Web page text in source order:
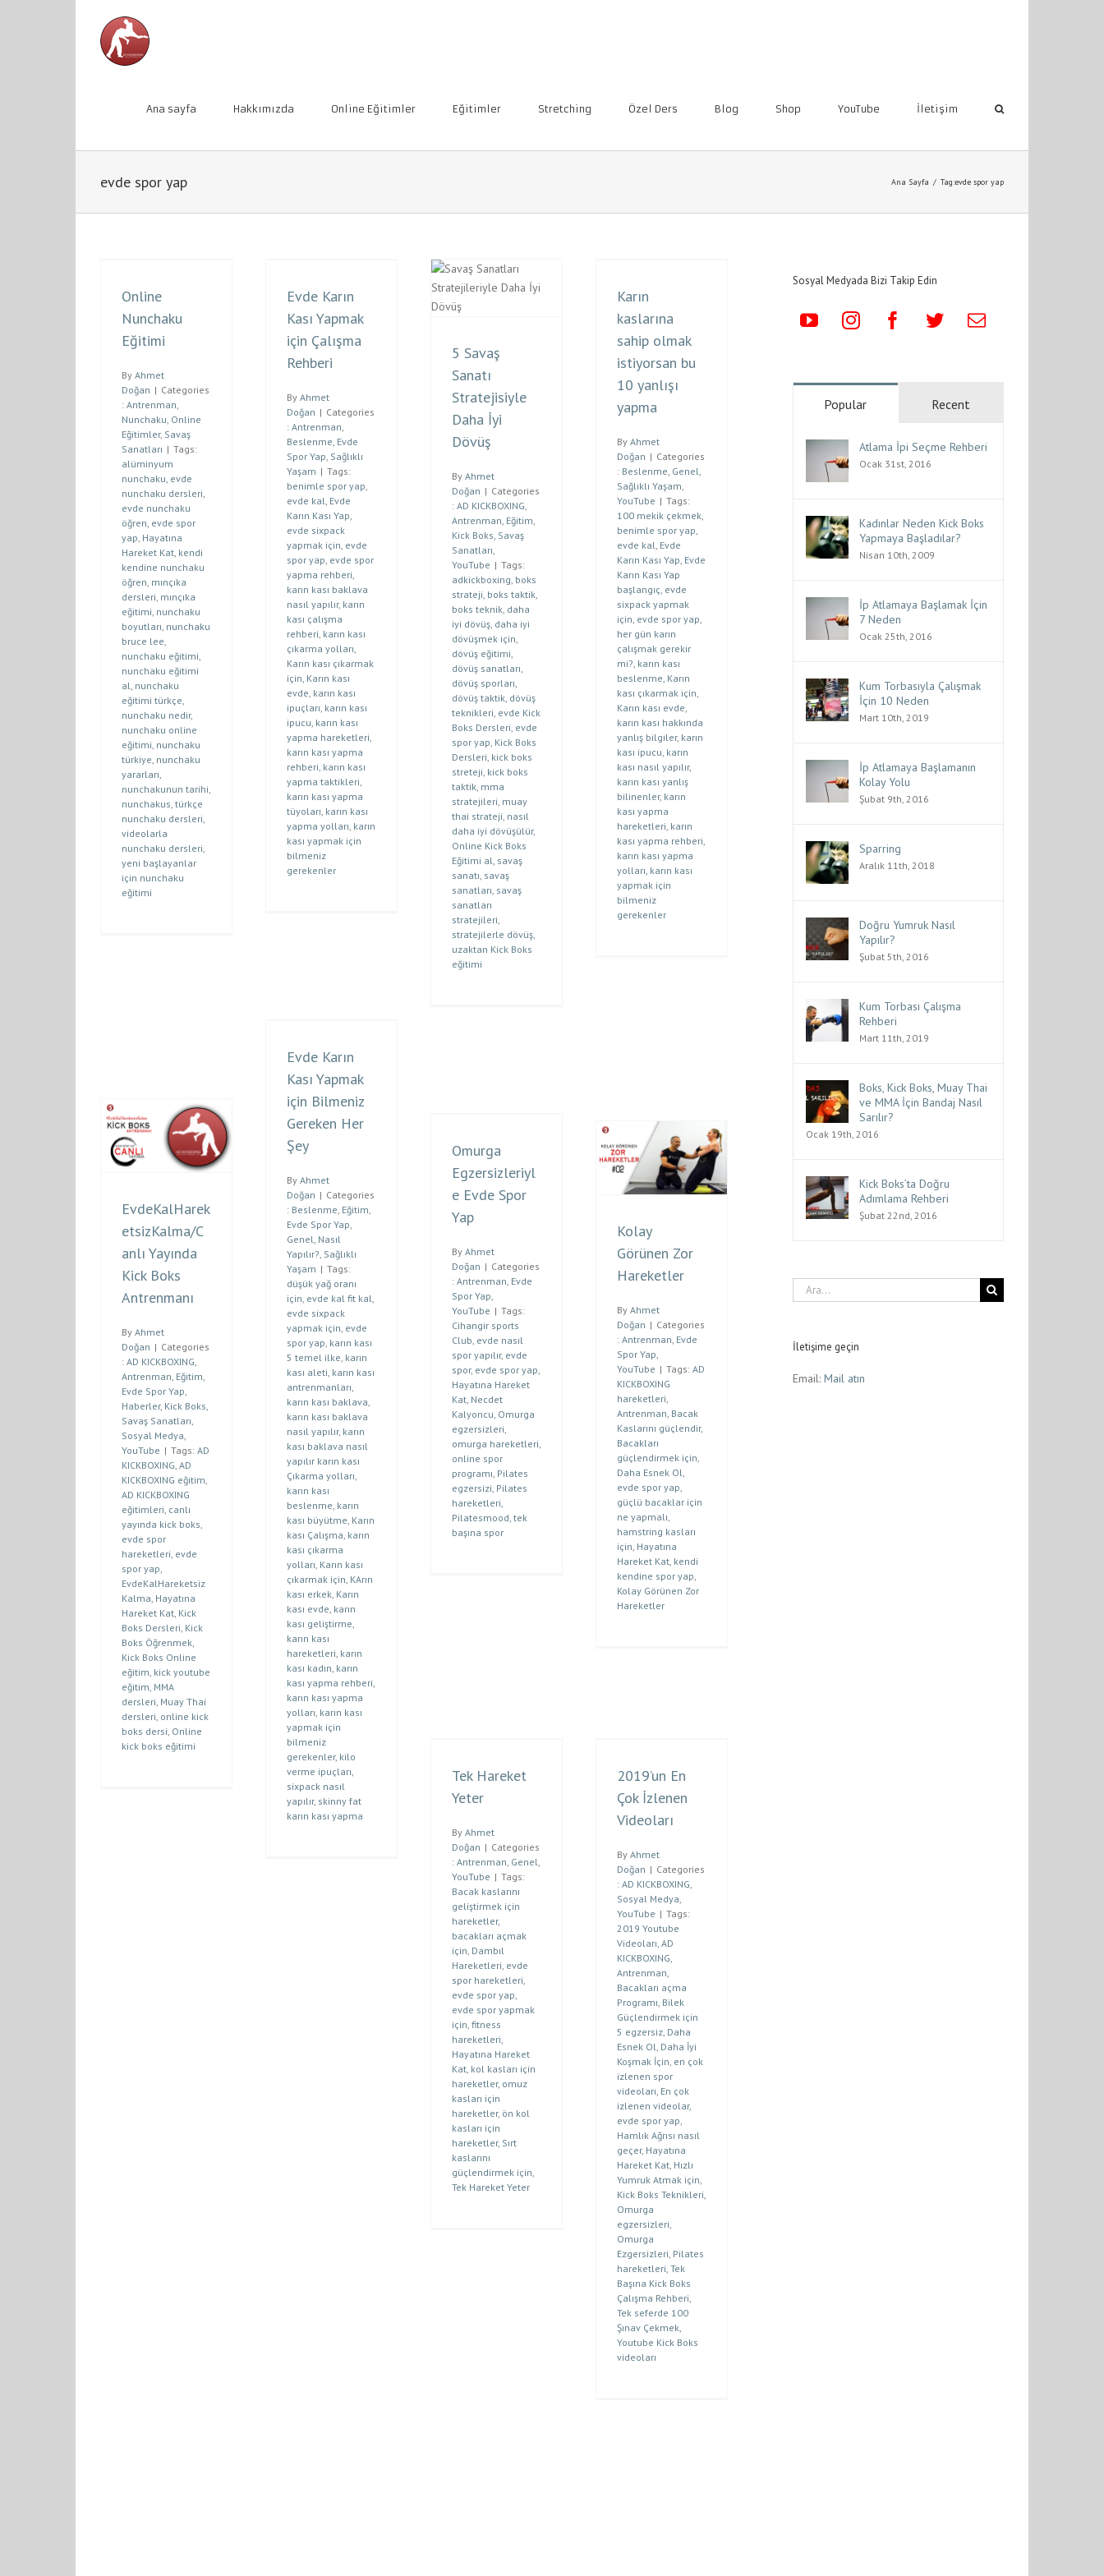
Ana sayfa Hakkımızda Online Eğitimler Eğitimler Stretching Özel Ders Blog Shop YouTube İletişim
evde spor yap Ana Sayfa / Tag:evde spor yap
Online
Nunchaku
Eğitimi
By Ahmet
Doğan | Categories
: Antrenman
Nunchaku Online
Eğitimler, Savaş
Sanatları | Tags:
alüminyum
nunchaku evde
nunchaku dersleri
evde nunchaku
öğren evde spor
yap Hayatına
Hareket Kat kendi
kendine nunchaku
öğren mınçıka
dersleri mınçıka
eğitimi nunchaku
boyutları nunchaku
bruce lee
nunchaku eğitimi
nunchaku eğitimi
al nunchaku
eğitimi türkçe
nunchaku nedir,
nunchaku online
eğitimi nunchaku
türkiye nunchaku
yararları
nunchakunun tarihi
nunchakus türkçe
nunchaku dersleri
videolarla
nunchaku dersleri
yeni başlayanlar
için nunchaku
eğitimi
Evde Karın
Kası Yapmak
için Çalışma
Rehberi
By Ahmet
Doğan | Categories
: Antrenman
Beslenme Evde
Spor Yap Sağlıklı
Yaşam | Tags:
benimle spor yap
evde kal Evde
Karın Kası Yap
evde sixpack
yapmak için evde
spor yap evde spor
yapma rehberi
karın kası baklava
nasıl yapılır, karın
kası çalışma
rehberi karın kası
çıkarma yolları
Karın kası çıkarmak
için Karın kası
evde karın kası
ipuçları karın kası
ipucu karın kası
yapma hareketleri
karın kası yapma
rehberi karın kası
yapma taktikleri
karın kası yapma
tüyoları karın kası
yapma yolları karın
kası yapmak için
bilmeniz
gerekenler
5 Savaş
Sanatı
Stratejisiyle
Daha İyi
Dövüş
By Ahmet
Doğan | Categories
: AD KICKBOXING
Antrenman Eğitim
Kick Boks Savaş
Sanatları
YouTube | Tags:
adkickboxing boks
strateji boks taktik
boks teknik daha
iyi dövüş daha iyi
dövüşmek için
dövüş eğitimi
dövüş sanatları
dövüş sporları
dövüş taktik dövüş
teknikleri evde Kick
Boks Dersleri evde
spor yap Kick Boks
Dersleri kick boks
streteji kick boks
taktik mma
stratejileri muay
thai strateji nasıl
daha iyi dövüşülür,
Online Kick Boks
Eğitimi al savaş
sanatı savaş
sanatları savaş
sanatları
stratejileri
stratejilerle dövüş
uzaktan Kick Boks
eğitimi
Karın
kaslarına
sahip olmak
istiyorsan bu
10 yanlışı
yapma
By Ahmet
Doğan | Categories
: Beslenme Genel
Sağlıklı Yaşam
YouTube | Tags:
100 mekik çekmek
benimle spor yap
evde kal Evde
Karın Kası Yap Evde
Karın Kası Yap
başlangıç evde
sixpack yapmak
için evde spor yap
her gün karın
çalışmak gerekir
mi? karın kası
beslenme Karın
kası çıkarmak için
Karın kası evde
karın kası hakkında
yanlış bilgiler, karın
kası ipucu karın
kası nasıl yapılır,
karın kası yanlış
bilinenler, karın
kası yapma
hareketleri karın
kası yapma rehberi
karın kası yapma
yolları karın kası
yapmak için
bilmeniz
gerekenler
Evde Karın
Kası Yapmak
için Bilmeniz
Gereken Her
Şey
By Ahmet
Doğan | Categories
: Beslenme Eğitim
Evde Spor Yap
Genel Nasıl
Yapılır? Sağlıklı
Yaşam | Tags:
düşük yağ oranı
için evde kal fit kal
evde sixpack
yapmak için evde
spor yap karın kası
5 temel ilke karın
kası aleti karın kası
antrenmanları
karın kası baklava
karın kası baklava
nasıl yapılır, karın
kası baklava nasıl
yapılır karın kası
Çıkarma yolları
karın kası
beslenme karın
kası büyütme Karın
kası Çalışma karın
kası çıkarma
yolları Karın kası
çıkarmak için KArın
kası erkek Karın
kası evde karın
kası geliştirme
karın kası
hareketleri karın
kası kadın karın
kası yapma rehberi
karın kası yapma
yolları karın kası
yapmak için
bilmeniz
gerekenler, kilo
verme ipuçları
sixpack nasıl
yapılır, skinny fat
karın kası yapma
EvdeKalHarek
etsizKalma/C
anlı Yayında
Kick Boks
Antrenmanı
By Ahmet
Doğan | Categories
: AD KICKBOXING,
Antrenman, Eğitim,
Evde Spor Yap,
Haberler, Kick Boks,
Savaş Sanatları,
Sosyal Medya,
YouTube | Tags: AD
KICKBOXING, AD
KICKBOXING eğitim,
AD KICKBOXING
eğitimleri, canlı
yayında kick boks,
evde spor
hareketleri, evde
spor yap,
EvdeKalHareketsiz
Kalma, Hayatına
Hareket Kat, Kick
Boks Dersleri, Kick
Boks Öğrenmek,
Kick Boks Online
eğitim, kick youtube
eğitim, MMA
dersleri, Muay Thai
dersleri, online kick
boks dersi, Online
kick boks eğitimi
Omurga
Egzersizleriyl
e Evde Spor
Yap
By Ahmet
Doğan | Categories
: Antrenman Evde
Spor Yap
YouTube | Tags:
Cihangir sports
Club evde nasıl
spor yapılır, evde
spor, evde spor yap
Hayatına Hareket
Kat Necdet
Kalyoncu Omurga
egzersizleri
omurga hareketleri
online spor
programı Pilates
egzersizi Pilates
hareketleri
Pilatesmood tek
başına spor
Kolay
Görünen Zor
Hareketler
By Ahmet
Doğan | Categories
: Antrenman, Evde
Spor Yap,
YouTube | Tags: AD
KICKBOXING
hareketleri,
Antrenman, Bacak
Kaslarını güçlendir,
Bacakları
güçlendirmek için,
Daha Esnek Ol,
evde spor yap,
güçlü bacaklar için
ne yapmalı,
hamstring kasları
için, Hayatına
Hareket Kat, kendi
kendine spor yap,
Kolay Görünen Zor
Hareketler
Tek Hareket
Yeter
By Ahmet
Doğan | Categories
: Antrenman Genel
YouTube | Tags:
Bacak kaslarını
geliştirmek için
hareketler,
bacakları açmak
için Dambıl
Hareketleri evde
spor hareketleri
evde spor yap
evde spor yapmak
için fitness
hareketleri
Hayatına Hareket
Kat kol kasları için
hareketler, omuz
kasları için
hareketler, ön kol
kasları için
hareketler, Sırt
kaslarını
güçlendirmek için
Tek Hareket Yeter
2019’un En
Çok İzlenen
Videoları
By Ahmet
Doğan | Categories
: AD KICKBOXING
Sosyal Medya
YouTube | Tags:
2019 Youtube
Videoları AD
KICKBOXING
Antrenman
Bacakları açma
Programı Bilek
Güçlendirmek için
5 egzersiz Daha
Esnek Ol Daha İyi
Koşmak İçin en çok
izlenen spor
videoları En çok
izlenen videolar,
evde spor yap
Hamlık Ağrısı nasıl
geçer, Hayatına
Hareket Kat Hızlı
Yumruk Atmak için
Kick Boks Teknikleri
Omurga
egzersizleri
Omurga
Ezgersizleri Pilates
hareketleri Tek
Başına Kick Boks
Çalışma Rehberi
Tek seferde 100
Şınav Çekmek
Youtube Kick Boks
videoları
Sosyal Medyada Bizi Takip Edin
Popular Recent
Atlama İpi Seçme Rehberi
Ocak 31st, 2016
Kadınlar Neden Kick Boks
Yapmaya Başladılar?
Nisan 10th, 2009
İp Atlamaya Başlamak İçin
7 Neden
Ocak 25th, 2016
Kum Torbasıyla Çalışmak
İçin 10 Neden
Mart 10th, 2019
İp Atlamaya Başlamanın
Kolay Yolu
Şubat 9th, 2016
Sparring
Aralık 11th, 2018
Doğru Yumruk Nasıl
Yapılır?
Şubat 5th, 2016
Kum Torbası Çalışma
Rehberi
Mart 11th, 2019
Boks, Kick Boks, Muay Thai
ve MMA İçin Bandaj Nasıl
Sarılır?
Ocak 19th, 2016
Kick Boks’ta Doğru
Adımlama Rehberi
Şubat 22nd, 2016
Ara:
İletişime geçin
Email: Mail atın